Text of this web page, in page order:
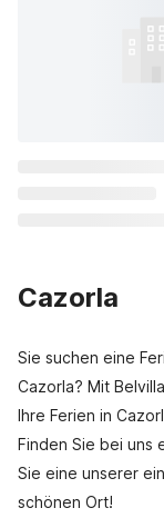
Cazorla
Sie suchen eine
Cazorla? Mit
Ihre Ferien in
Finden Sie bei uns
Sie eine unserer
schönen Ort!